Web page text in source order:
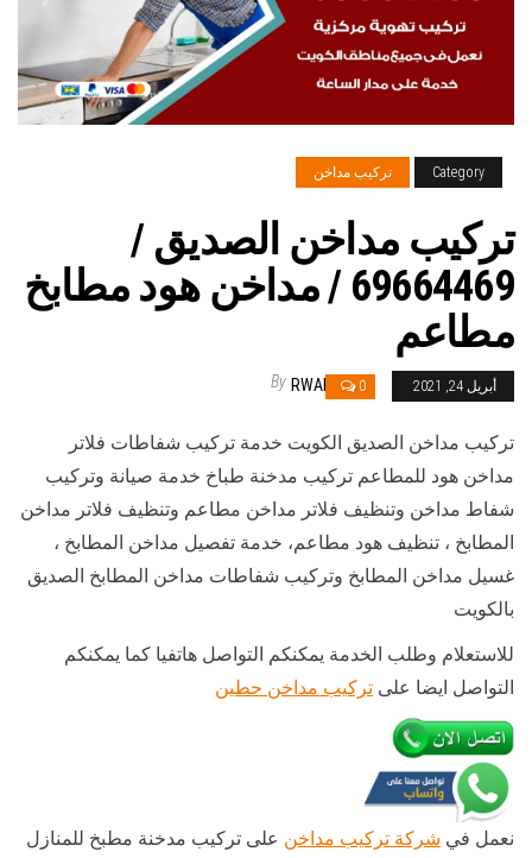
Category تركيب مداخن
تركيب مداخن الصديق /
69664469 / مداخن هود مطابخ
مطاعم
أبريل 24, 2021 0
By RWAN
تركيب مداخن الصديق الكويت خدمة تركيب شفاطات فلاتر
مداخن هود للمطاعم تركيب مدخنة طباخ خدمة صيانة وتركيب
شفاط مداخن وتنظيف فلاتر مداخن مطاعم وتنظيف فلاتر مداخن
المطابخ ، تنظيف هود مطاعم، خدمة تفصيل مداخن المطابخ ،
غسيل مداخن المطابخ وتركيب شفاطات مداخن المطابخ الصديق
بالكويت
للاستعلام وطلب الخدمة يمكنكم التواصل هاتفيا كما يمكنكم
التواصل ايضا على تركيب مداخن حطين
نعمل في شركة تركيب مداخن على تركيب مدخنة مطبخ للمنازل